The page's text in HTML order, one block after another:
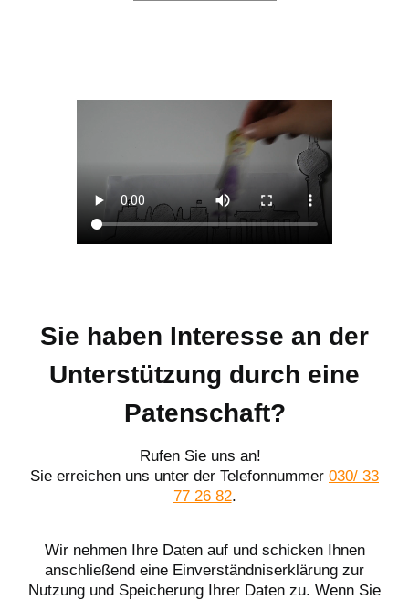
Sie haben Interesse an der
Unterstützung durch eine
Patenschaft?
Rufen Sie uns an!
Sie erreichen uns unter der Telefonnummer 030/ 33
77 26 82.
Wir nehmen Ihre Daten auf und schicken Ihnen
anschließend eine Einverständniserklärung zur
Nutzung und Speicherung Ihrer Daten zu. Wenn Sie